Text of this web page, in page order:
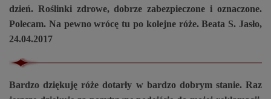
dzień. Roślinki zdrowe, dobrze zabezpieczone i oznaczone.
Polecam. Na pewno wrócę tu po kolejne róże. Beata S. Jasło,
24.04.2017
Bardzo dziękuję róże dotarły w bardzo dobrym stanie. Raz